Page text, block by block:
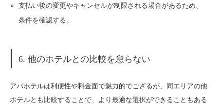
支払い後の変更やキャンセルが制限される場合があるため、
条件を確認する。
6. 他のホテルとの比較を怠らない
アパホテルは利便性や料金面で魅力的でござるが、同エリアの他
ホテルとも比較することで、より最適な選択ができることもある